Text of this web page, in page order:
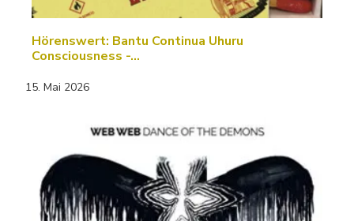
Hörenswert: Bantu Continua Uhuru
Consciousness -…
15. Mai 2026